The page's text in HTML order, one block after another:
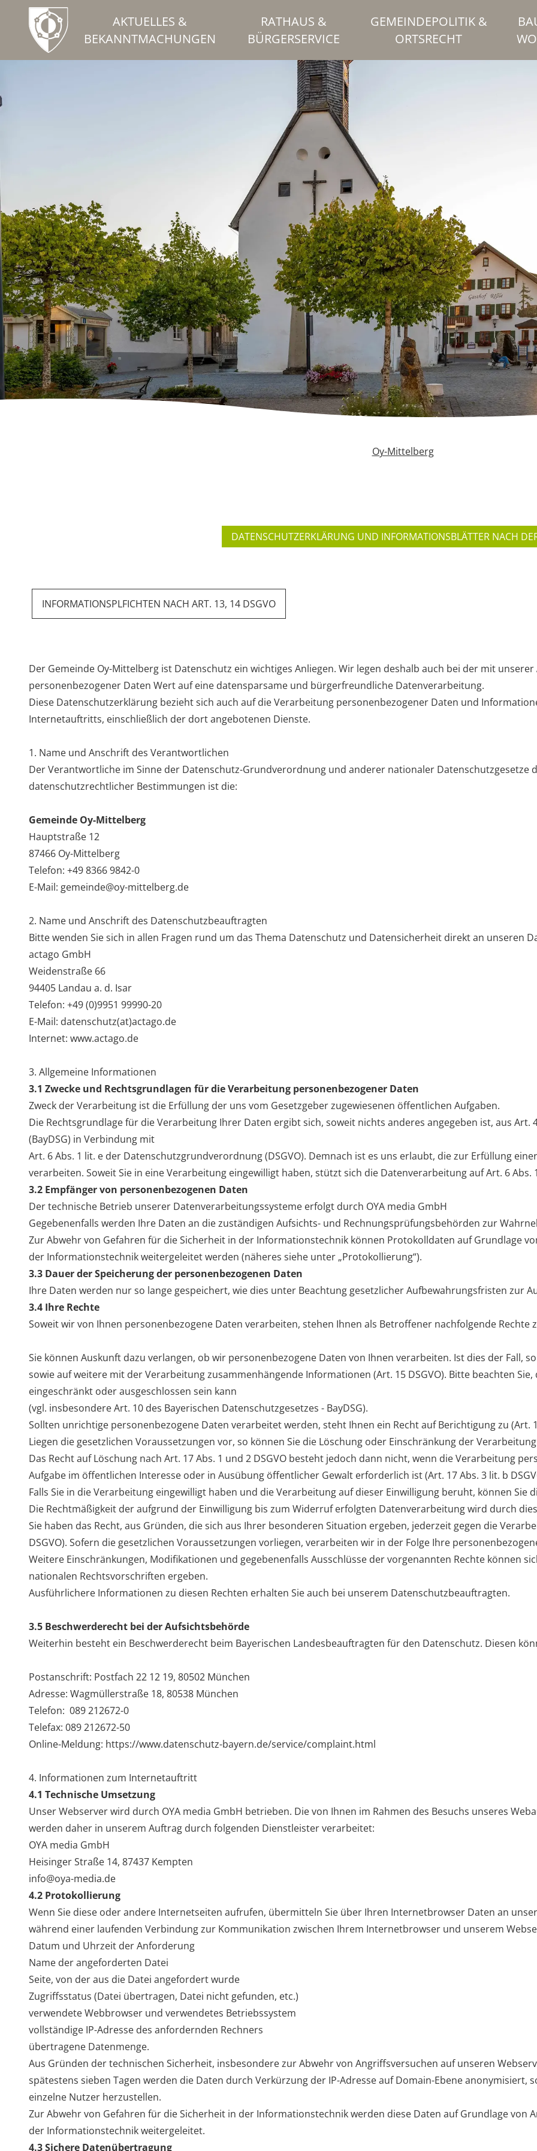
AKTUELLES &
BEKANNTMACHUNGEN
RATHAUS &
BÜRGERSERVICE
GEMEINDEPOLITIK &
ORTSRECHT
Oy-Mittelberg
DATENSCHUTZERKLÄRUNG UND INFORMATIONSBLÄTTER NACH
INFORMATIONSPLFICHTEN NACH ART. 13, 14 DSGVO
Der Gemeinde Oy-Mittelberg ist Datenschutz ein wichtiges Anliegen. Wir legen deshalb auch bei der mit
personenbezogener Daten Wert auf eine datensparsame und bürgerfreundliche Datenverarbeitung.
Diese Datenschutzerklärung bezieht sich auch auf die Verarbeitung personenbezogener Daten und
Internetauftritts, einschließlich der dort angebotenen Dienste.
1. Name und Anschrift des Verantwortlichen
Der Verantwortliche im Sinne der Datenschutz-Grundverordnung und anderer nationaler Datenschutzgesetze
datenschutzrechtlicher Bestimmungen ist die:
Gemeinde Oy-Mittelberg
Hauptstraße 12
87466 Oy-Mittelberg
Telefon: +49 8366 9842-0
E-Mail: gemeinde@oy-mittelberg.de
2. Name und Anschrift des Datenschutzbeauftragten
Bitte wenden Sie sich in allen Fragen rund um das Thema Datenschutz und Datensicherheit direkt an unseren
actago GmbH
Weidenstraße 66
94405 Landau a. d. Isar
Telefon: +49 (0)9951 99990-20
E-Mail: datenschutz(at)actago.de
Internet: www.actago.de
3. Allgemeine Informationen
3.1 Zwecke und Rechtsgrundlagen für die Verarbeitung personenbezogener Daten
Zweck der Verarbeitung ist die Erfüllung der uns vom Gesetzgeber zugewiesenen öffentlichen Aufgaben.
Die Rechtsgrundlage für die Verarbeitung Ihrer Daten ergibt sich, soweit nichts anderes angegeben ist, aus Art.
(BayDSG) in Verbindung mit
Art. 6 Abs. 1 lit. e der Datenschutzgrundverordnung (DSGVO). Demnach ist es uns erlaubt, die zur Erfüllung
verarbeiten. Soweit Sie in eine Verarbeitung eingewilligt haben, stützt sich die Datenverarbeitung auf Art. 6 Abs.
3.2 Empfänger von personenbezogenen Daten
Der technische Betrieb unserer Datenverarbeitungssysteme erfolgt durch OYA media GmbH
Gegebenenfalls werden Ihre Daten an die zuständigen Aufsichts- und Rechnungsprüfungsbehörden zur
Zur Abwehr von Gefahren für die Sicherheit in der Informationstechnik können Protokolldaten auf Grundlage
der Informationstechnik weitergeleitet werden (näheres siehe unter „Protokollierung“).
3.3 Dauer der Speicherung der personenbezogenen Daten
Ihre Daten werden nur so lange gespeichert, wie dies unter Beachtung gesetzlicher Aufbewahrungsfristen zur
3.4 Ihre Rechte
Soweit wir von Ihnen personenbezogene Daten verarbeiten, stehen Ihnen als Betroffener nachfolgende Rechte
Sie können Auskunft dazu verlangen, ob wir personenbezogene Daten von Ihnen verarbeiten. Ist dies der Fall,
sowie auf weitere mit der Verarbeitung zusammenhängende Informationen (Art. 15 DSGVO). Bitte beachten
eingeschränkt oder ausgeschlossen sein kann
(vgl. insbesondere Art. 10 des Bayerischen Datenschutzgesetzes - BayDSG).
Sollten unrichtige personenbezogene Daten verarbeitet werden, steht Ihnen ein Recht auf Berichtigung zu (Art.
Liegen die gesetzlichen Voraussetzungen vor, so können Sie die Löschung oder Einschränkung der
Das Recht auf Löschung nach Art. 17 Abs. 1 und 2 DSGVO besteht jedoch dann nicht, wenn die Verarbeitung
Aufgabe im öffentlichen Interesse oder in Ausübung öffentlicher Gewalt erforderlich ist (Art. 17 Abs. 3 lit. b
Falls Sie in die Verarbeitung eingewilligt haben und die Verarbeitung auf dieser Einwilligung beruht, können
Die Rechtmäßigkeit der aufgrund der Einwilligung bis zum Widerruf erfolgten Datenverarbeitung wird durch
Sie haben das Recht, aus Gründen, die sich aus Ihrer besonderen Situation ergeben, jederzeit gegen die
DSGVO). Sofern die gesetzlichen Voraussetzungen vorliegen, verarbeiten wir in der Folge Ihre
Weitere Einschränkungen, Modifikationen und gegebenenfalls Ausschlüsse der vorgenannten Rechte können
nationalen Rechtsvorschriften ergeben.
Ausführlichere Informationen zu diesen Rechten erhalten Sie auch bei unserem Datenschutzbeauftragten.
3.5 Beschwerderecht bei der Aufsichtsbehörde
Weiterhin besteht ein Beschwerderecht beim Bayerischen Landesbeauftragten für den Datenschutz. Diesen
Postanschrift: Postfach 22 12 19, 80502 München
Adresse: Wagmüllerstraße 18, 80538 München
Telefon: 089 212672-0
Telefax: 089 212672-50
Online-Meldung: https://www.datenschutz-bayern.de/service/complaint.html
4. Informationen zum Internetauftritt
4.1 Technische Umsetzung
Unser Webserver wird durch OYA media GmbH betrieben. Die von Ihnen im Rahmen des Besuchs unseres
werden daher in unserem Auftrag durch folgenden Dienstleister verarbeitet:
OYA media GmbH
Heisinger Straße 14, 87437 Kempten
info@oya-media.de
4.2 Protokollierung
Wenn Sie diese oder andere Internetseiten aufrufen, übermitteln Sie über Ihren Internetbrowser Daten an
während einer laufenden Verbindung zur Kommunikation zwischen Ihrem Internetbrowser und unserem
Datum und Uhrzeit der Anforderung
Name der angeforderten Datei
Seite, von der aus die Datei angefordert wurde
Zugriffsstatus (Datei übertragen, Datei nicht gefunden, etc.)
verwendete Webbrowser und verwendetes Betriebssystem
vollständige IP-Adresse des anfordernden Rechners
übertragene Datenmenge.
Aus Gründen der technischen Sicherheit, insbesondere zur Abwehr von Angriffsversuchen auf unseren
spätestens sieben Tagen werden die Daten durch Verkürzung der IP-Adresse auf Domain-Ebene anonymisiert,
einzelne Nutzer herzustellen.
Zur Abwehr von Gefahren für die Sicherheit in der Informationstechnik werden diese Daten auf Grundlage von
der Informationstechnik weitergeleitet.
4.3 Sichere Datenübertragung